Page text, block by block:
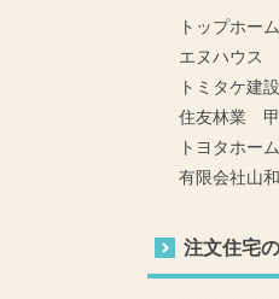
トップホー
エヌハウス
トミタケ建設
住友林業
トヨタホー
有限会社山
注文住宅